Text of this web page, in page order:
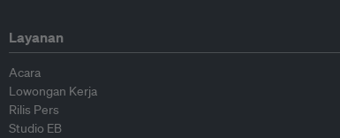
Layanan
Acara
Lowongan Kerja
Rilis Pers
Studio EB